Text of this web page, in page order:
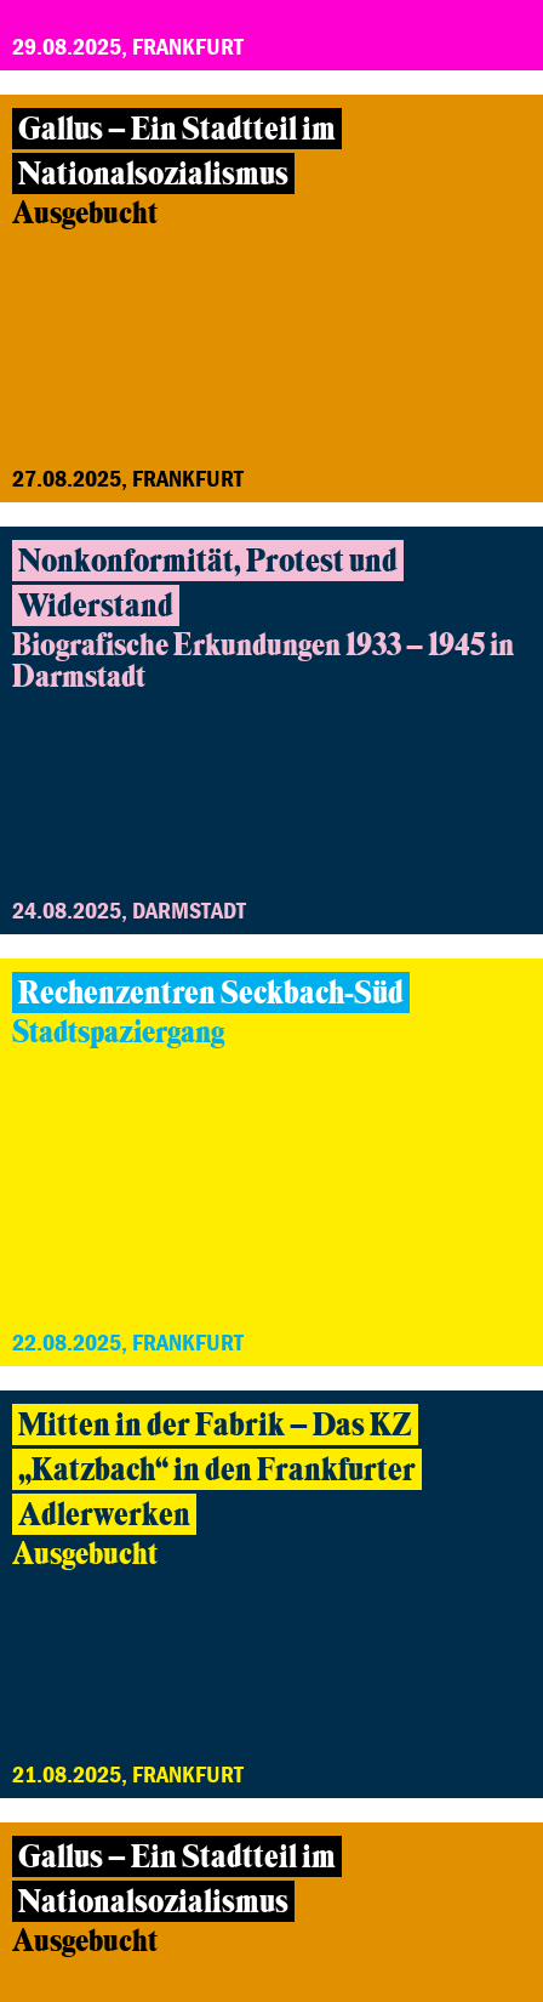
29.08.2025, FRANKFURT
Gallus – Ein Stadtteil im
Nationalsozialismus
Ausgebucht
27.08.2025, FRANKFURT
Nonkonformität, Protest und
Widerstand
Biografische Erkundungen 1933 – 1945 in
Darmstadt
24.08.2025, DARMSTADT
Rechenzentren Seckbach-Süd
Stadtspaziergang
22.08.2025, FRANKFURT
Mitten in der Fabrik – Das KZ
„Katzbach“ in den Frankfurter
Adlerwerken
Ausgebucht
21.08.2025, FRANKFURT
Gallus – Ein Stadtteil im
Nationalsozialismus
Ausgebucht